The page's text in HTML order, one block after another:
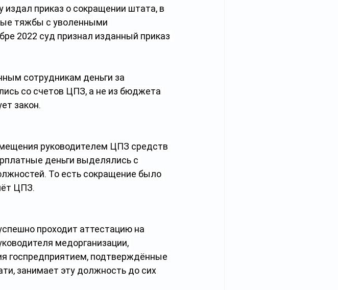
издал приказ о сокращении штата, в
тяжбы с уволенными
2022 суд признал изданный приказ
сотрудникам деньги за
со счетов ЦПЗ, а не из бюджета
закон.
руководителем ЦПЗ средств
деньги выделялись с
То есть сокращение было
ЦПЗ.
проходит аттестацию на
медорганизации,
госпредприятием, подтверждённые
занимает эту должность до сих